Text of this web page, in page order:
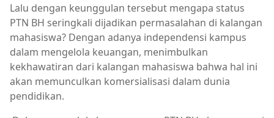
Lalu dengan keunggulan tersebut mengapa status
PTN BH seringkali dijadikan permasalahan di kalangan
mahasiswa? Dengan adanya independensi kampus
dalam mengelola keuangan, menimbulkan
kekhawatiran dari kalangan mahasiswa bahwa hal ini
akan memunculkan komersialisasi dalam dunia
pendidikan.